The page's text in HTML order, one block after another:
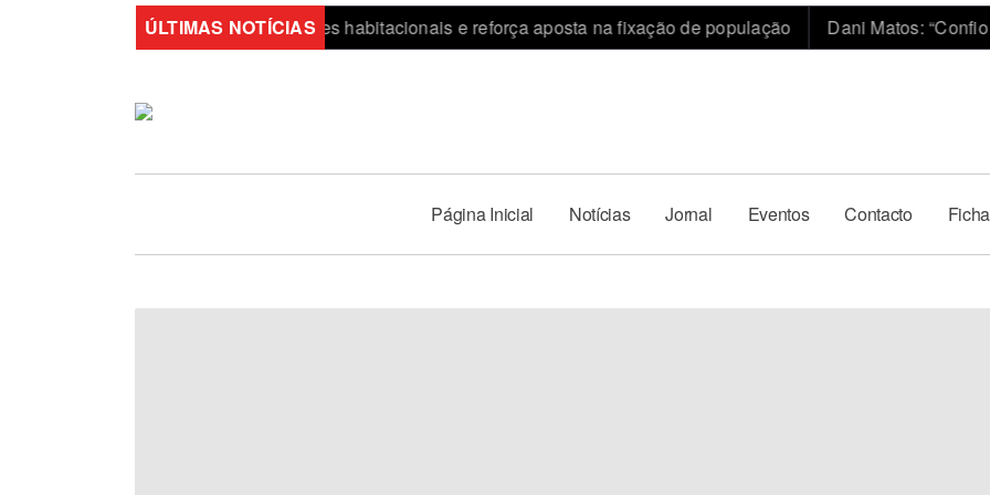
ÚLTIMAS NOTÍCIAS
Município abre concurso para lotes habitacionais e reforça aposta na fixação de população Dani Matos: “Confio no
Página Inicial Notícias Jornal Eventos Contacto